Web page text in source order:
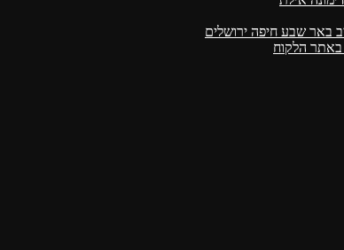
באר שבע חיפה ירושלים
באתר הלקוח